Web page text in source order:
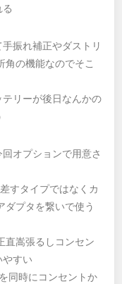
振れ補正やダストリ
の機能なのでそこ
リーが後日なんかの
オプションで用意さ
すタイプではなくカ
ダプタを繋いで使う
直嵩張るしコンセン
やすい
同時にコンセントか